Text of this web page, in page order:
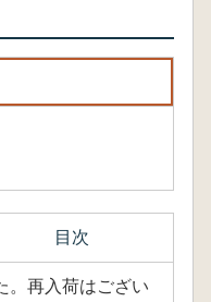
目次
。再入荷はござい